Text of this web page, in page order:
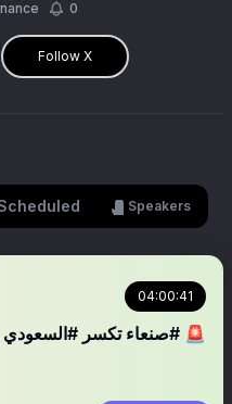
0
Follow X
Speakers
04:00:41
‏‏‏‏‏‏‏‏🚨 #صنعاء تكسر #السعودي